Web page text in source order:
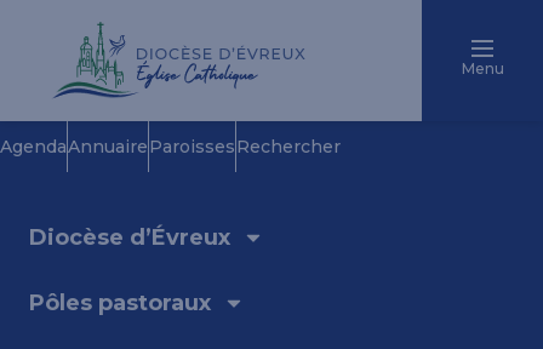
Menu
AgendaAnnuaireParoissesRechercher
Diocèse d’Évreux
Pôles pastoraux